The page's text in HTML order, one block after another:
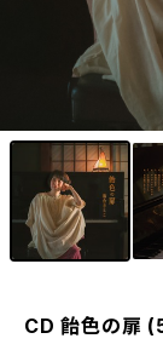
CD 飴色の扉